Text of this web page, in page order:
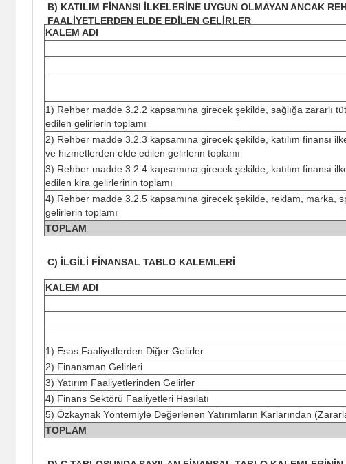
B) KATILIM FİNANSI İLKELERİNE UYGUN OLMAYAN ANCAK
FAALİYETLERDEN ELDE EDİLEN GELİRLER
KALEM ADI
1) Rehber madde 3.2.2 kapsamına girecek şekilde, sağlığa zararlı
edilen gelirlerin toplamı
2) Rehber madde 3.2.3 kapsamına girecek şekilde, katılım finansı
ve hizmetlerden elde edilen gelirlerin toplamı
3) Rehber madde 3.2.4 kapsamına girecek şekilde, katılım finansı
edilen kira gelirlerinin toplamı
4) Rehber madde 3.2.5 kapsamına girecek şekilde, reklam, marka,
gelirlerin toplamı
TOPLAM
C) İLGİLİ FİNANSAL TABLO KALEMLERİ
KALEM ADI
1) Esas Faaliyetlerden Diğer Gelirler
2) Finansman Gelirleri
3) Yatırım Faaliyetlerinden Gelirler
4) Finans Sektörü Faaliyetleri Hasılatı
5) Özkaynak Yöntemiyle Değerlenen Yatırımların Karlarından
TOPLAM